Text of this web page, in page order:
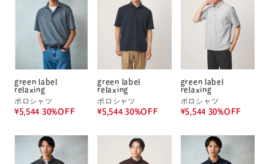
green label
relaxing
ポロシャツ
¥5,544 30%OFF
green label
relaxing
ポロシャツ
¥5,544 30%OFF
green label
relaxing
ポロシャツ
¥5,544 30%OFF